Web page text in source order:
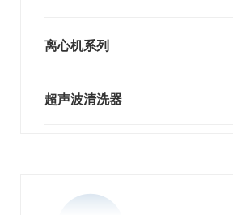
离心机系列
超声波清洗器